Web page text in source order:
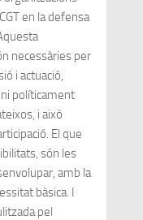
en la defensa
necessàries per
i actuació,
políticament
i això
El que
són les
amb la
bàsica. I
pel